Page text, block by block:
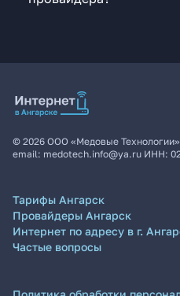
© 2026 ООО «Медовые Технологии»
email: medotech.info@ya.ru ИНН:
Тарифы Ангарск
Провайдеры Ангарск
Интернет по адресу в г.
Частые вопросы